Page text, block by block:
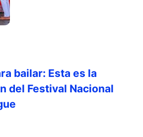
bailar: Esta es la
del Festival Nacional